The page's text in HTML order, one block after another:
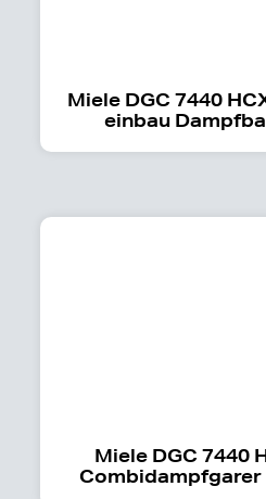
Miele DGC 7440
einbau
Miele DGC 7440
Combidampfgarer